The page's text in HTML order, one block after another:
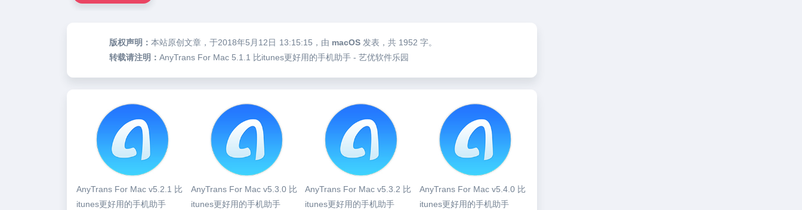
版权声明： 本站原创文章，于2018年5月12日 13:15:15 ，由 macOS 发表，共 1952 字。
转载请注明： AnyTrans For Mac 5.1.1 比itunes更好用的手机助手 - 艺优软件乐园
AnyTrans For Mac v5.2.1 比
itunes更好用的手机助手
AnyTrans For Mac v5.3.0 比
itunes更好用的手机助手
AnyTrans For Mac v5.3.2 比
itunes更好用的手机助手
AnyTrans For Mac v5.4.0 比
itunes更好用的手机助手